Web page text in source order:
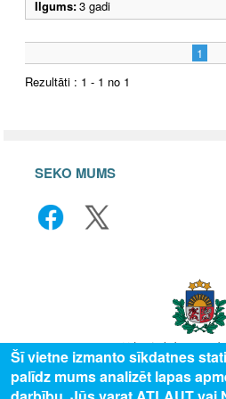
Ilgums:3 gadi
1
Rezultāti : 1 - 1 no 1
SEKO MUMS
© 2025 Valsts izglītības attīstības
Šī vietne izmanto sīkdatnes
palīdz mums analizēt lapas